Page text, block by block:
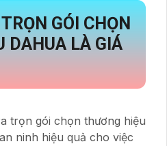
GÓI CHỌN
DAHUA LÀ GIÁ
trọn gói chọn thương hiệu
ninh hiệu quả cho việc